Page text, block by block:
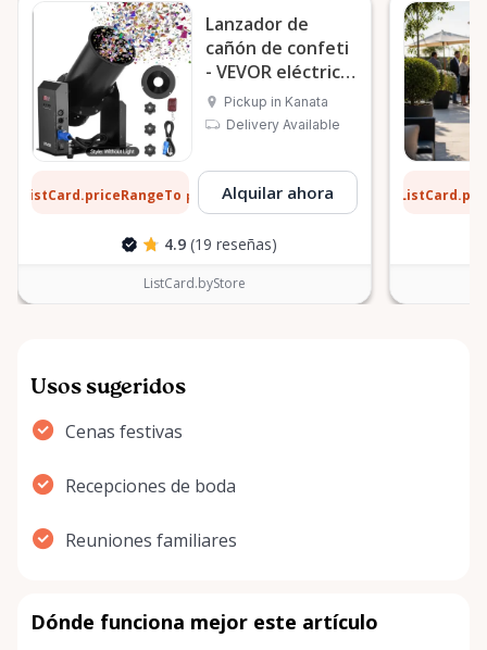
Lanzador de
cañón de confeti
- VEVOR eléctrico
de 1500 W
Pickup in Kanata
Delivery Available
ListCard.priceRangeTo por díaAlquilar ahora
4.9 (19 reseñas)
ListCard.byStore
Usos sugeridos
Cenas festivas
Recepciones de boda
Reuniones familiares
Dónde funciona mejor este artículo